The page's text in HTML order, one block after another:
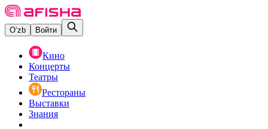
O‘zb Войти
Кино
Концерты
Театры
Рестораны
Выставки
Знания